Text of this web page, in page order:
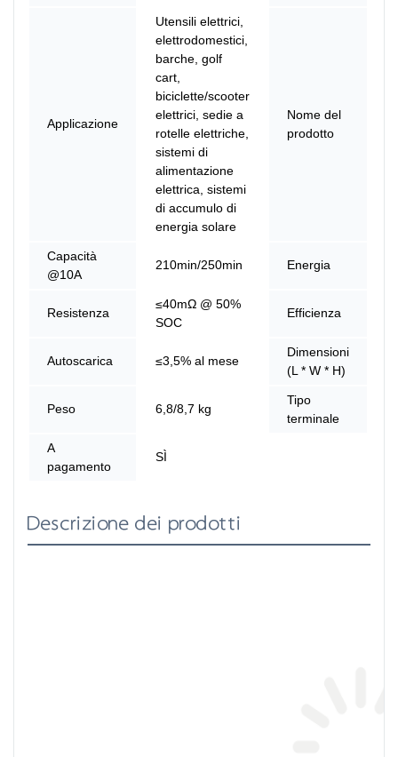
Applicazione
Utensili elettrici,
elettrodomestici,
barche, golf
cart,
biciclette/scooter
elettrici, sedie a
rotelle elettriche,
sistemi di
alimentazione
elettrica, sistemi
di accumulo di
energia solare
Nome del
prodotto
Capacità
@10A
210min/250min Energia
Resistenza
≤40mΩ @ 50%
SOC
Efficienza
Autoscarica ≤3,5% al ​​mese
Dimensioni
(L * W * H)
Peso 6,8/8,7 kg
Tipo
terminale
A
pagamento
SÌ
Descrizione dei prodotti